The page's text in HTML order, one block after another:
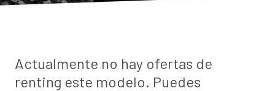
Actualmente no hay ofertas de
renting este modelo. Puedes